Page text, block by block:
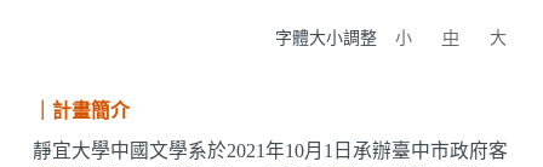
字體大小調整 小 中 大
｜計畫簡介
靜宜大學中國文學系於2021年10月1日承辦臺中市政府客